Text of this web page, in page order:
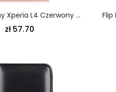
Etui Folio Sony Xperia L4 Czerwony Czarny Finezyjna Imitacja Skóry Etui Ochronne
zł 57.70